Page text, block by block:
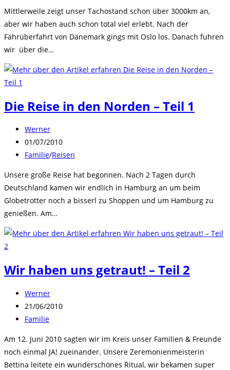
Mittlerweile zeigt unser Tachostand schon über 3000km an,
aber wir haben auch schon total viel erlebt. Nach der
Fährüberfahrt von Dänemark gings mit Oslo los. Danach fuhren
wir über die…
Die Reise in den Norden – Teil 1
Beitrags-
Autor:
Werner
Beitrag
veröffentlicht:
01/07/2010
Beitrags-
Familie/Reisen
Unsere große Reise hat begonnen. Nach 2 Tagen durch
Deutschland kamen wir endlich in Hamburg an um beim
Globetrotter noch a bisserl zu Shoppen und um Hamburg zu
genießen. Am…
Wir haben uns getraut! – Teil 2
Beitrags-
Autor:
Werner
Beitrag
veröffentlicht:
21/06/2010
Beitrags-
Familie
Am 12. Juni 2010 sagten wir im Kreis unser Familien & Freunde
noch einmal JA! zueinander. Unsere Zeremonienmeisterin
Bettina leitete ein wunderschönes Ritual, wir bekamen super